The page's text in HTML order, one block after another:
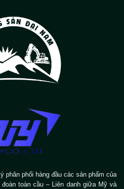
phân phối hàng đầu các sản phẩm của
đoàn toàn cầu – Liên danh giữa Mỹ và